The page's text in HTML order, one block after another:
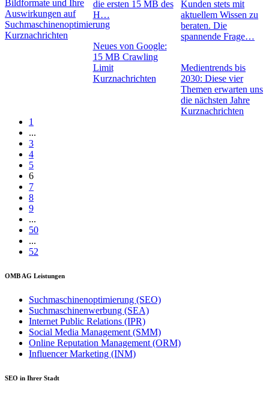
Bildformate und Ihre
Auswirkungen auf
Suchmaschinenoptimierung
Kurznachrichten
die ersten 15 MB des
H…
Neues von Google:
15 MB Crawling
Limit
Kurznachrichten
Kunden stets mit
aktuellem Wissen zu
beraten. Die
spannende Frage…
Medientrends bis
2030: Diese vier
Themen erwarten uns
die nächsten Jahre
Kurznachrichten
1
...
3
4
5
6
7
8
9
...
50
...
52
OMB AG Leistungen
Suchmaschinenoptimierung (SEO)
Suchmaschinenwerbung (SEA)
Internet Public Relations (IPR)
Social Media Management (SMM)
Online Reputation Management (ORM)
Influencer Marketing (INM)
SEO in Ihrer Stadt